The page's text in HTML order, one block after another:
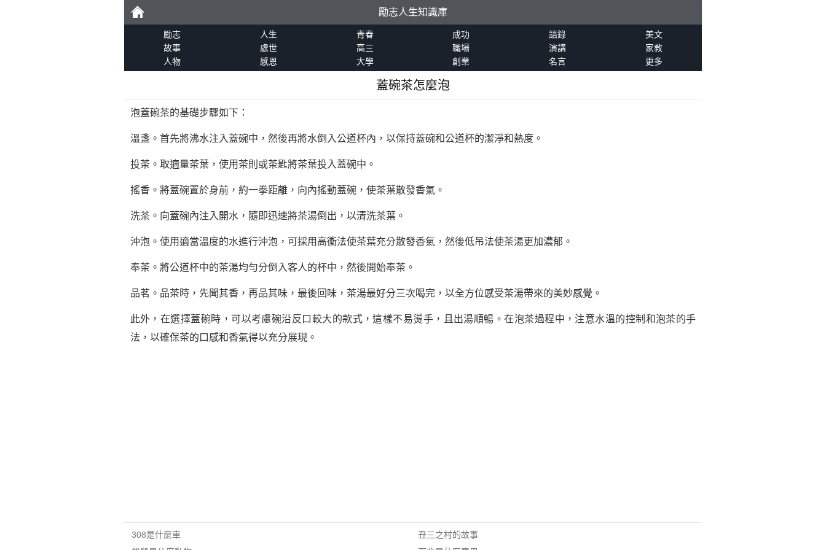
勵
勵志人生知識庫
勵志 人生 青春 成功 語錄
美文
故事
處世 高三 職場 演講
家教
人物
感恩 大學 創業 名言 更多
蓋碗茶怎麼泡
泡蓋碗茶的基礎步驟如下：
溫盞。首先將沸水注入蓋碗中，然後再將水倒入公道杯內，以保持蓋碗和公道杯的潔淨和熱度。
投茶。取適量茶葉，使用茶則或茶匙將茶葉投入蓋碗中。
搖香。將蓋碗置於身前，約一拳距離，向內搖動蓋碗，使茶葉散發香氣。
洗茶。向蓋碗內注入開水，隨即迅速將茶湯倒出，以清洗茶葉。
沖泡。使用適當溫度的水進行沖泡，可採用高衝法使茶葉充分散發香氣，然後低吊法使茶湯更加濃郁。
奉茶。將公道杯中的茶湯均勻分倒入客人的杯中，然後開始奉茶。
品茗。品茶時，先聞其香，再品其味，最後回味，茶湯最好分三次喝完，以全方位感受茶湯帶來的美妙感覺。
此外，在選擇蓋碗時，可以考慮碗沿反口較大的款式，這樣不易燙手，且出湯順暢。在泡茶過程中，注意水溫的控制和泡茶的手
法，以確保茶的口感和香氣得以充分展現。
308是什麼車
丑三之村的故事